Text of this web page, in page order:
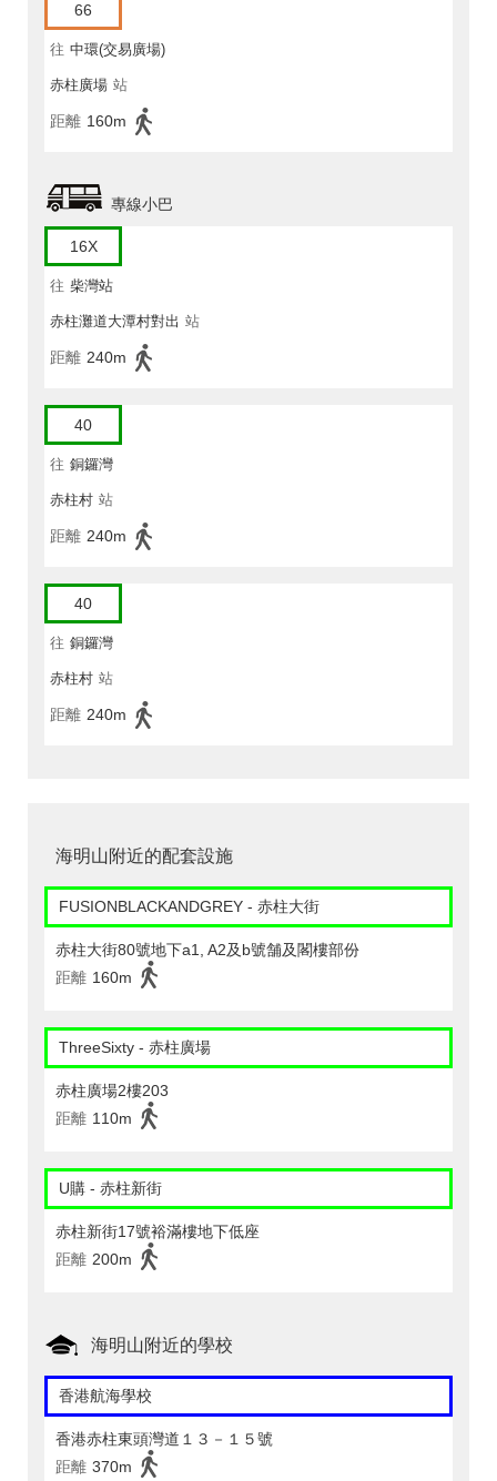
66
往 中環(交易廣場)
赤柱廣場 站
距離 160m
專線小巴
16X
往 柴灣站
赤柱灘道大潭村對出 站
距離 240m
40
往 銅鑼灣
赤柱村 站
距離 240m
40
往 銅鑼灣
赤柱村 站
距離 240m
海明山附近的配套設施
FUSIONBLACKANDGREY - 赤柱大街
赤柱大街80號地下a1, A2及b號舗及閣樓部份
距離 160m
ThreeSixty - 赤柱廣場
赤柱廣場2樓203
距離 110m
U購 - 赤柱新街
赤柱新街17號裕滿樓地下低座
距離 200m
海明山附近的學校
香港航海學校
香港赤柱東頭灣道１３－１５號
距離 370m